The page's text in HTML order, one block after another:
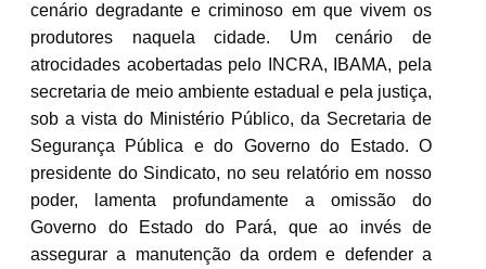
cenário degradante e criminoso em que vivem os
produtores naquela cidade. Um cenário de
atrocidades acobertadas pelo INCRA, IBAMA, pela
secretaria de meio ambiente estadual e pela justiça,
sob a vista do Ministério Público, da Secretaria de
Segurança Pública e do Governo do Estado. O
presidente do Sindicato, no seu relatório em nosso
poder, lamenta profundamente a omissão do
Governo do Estado do Pará, que ao invés de
assegurar a manutenção da ordem e defender a